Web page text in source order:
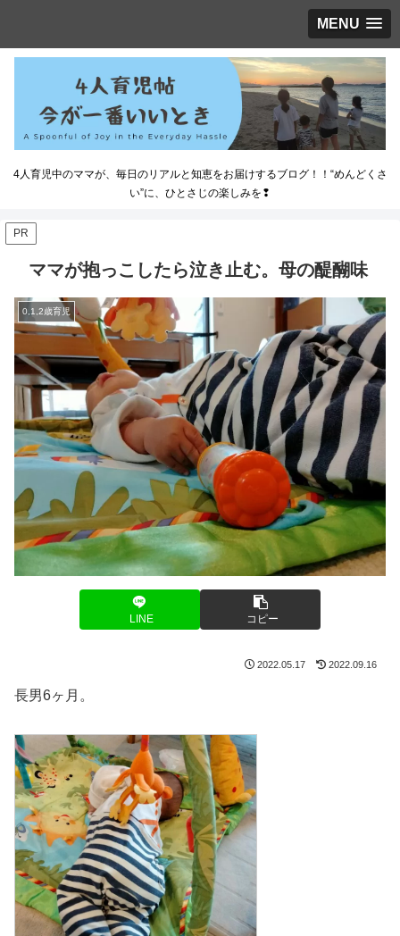
MENU
4人育児中のママが、毎日のリアルと知恵をお届けするブログ！！“めんどくさ
い”に、ひとさじの楽しみを❢
PR
ママが抱っこしたら泣き止む。母の醍醐味
0,1,2歳育児
LINE コピー
2022.05.17 2022.09.16
長男6ヶ月。